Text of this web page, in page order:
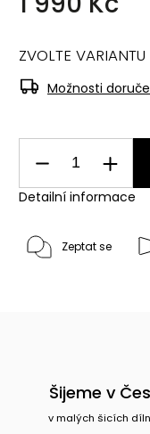
ZVOLTE VARIANTU
Možnosti
Detailní informace
Zeptat se
Šijeme v
v malých šicích